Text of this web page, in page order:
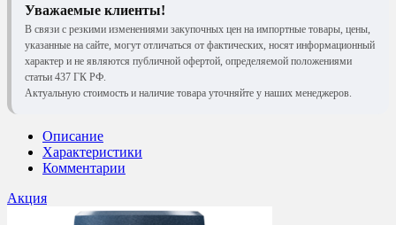
Уважаемые клиенты!
В связи с резкими изменениями закупочных цен на импортные товары, цены,
указанные на сайте, могут отличаться от фактических, носят информационный
характер и не являются публичной офертой, определяемой положениями
статьи 437 ГК РФ.
Актуальную стоимость и наличие товара уточняйте у наших менеджеров.
Описание
Характеристики
Комментарии
Акция